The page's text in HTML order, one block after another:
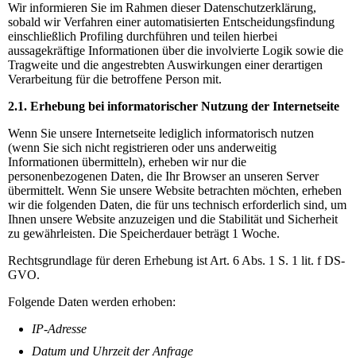
Wir informieren Sie im Rahmen dieser Datenschutzerklärung,
sobald wir Verfahren einer automatisierten Entscheidungsfindung
einschließlich Profiling durchführen und teilen hierbei
aussagekräftige Informationen über die involvierte Logik sowie die
Tragweite und die angestrebten Auswirkungen einer derartigen
Verarbeitung für die betroffene Person mit.
2.1. Erhebung bei informatorischer Nutzung der Internetseite
Wenn Sie unsere Internetseite lediglich informatorisch nutzen
(wenn Sie sich nicht registrieren oder uns anderweitig
Informationen übermitteln), erheben wir nur die
personenbezogenen Daten, die Ihr Browser an unseren Server
übermittelt. Wenn Sie unsere Website betrachten möchten, erheben
wir die folgenden Daten, die für uns technisch erforderlich sind, um
Ihnen unsere Website anzuzeigen und die Stabilität und Sicherheit
zu gewährleisten. Die Speicherdauer beträgt 1 Woche.
Rechtsgrundlage für deren Erhebung ist Art. 6 Abs. 1 S. 1 lit. f DS-
GVO.
Folgende Daten werden erhoben:
IP-Adresse
Datum und Uhrzeit der Anfrage